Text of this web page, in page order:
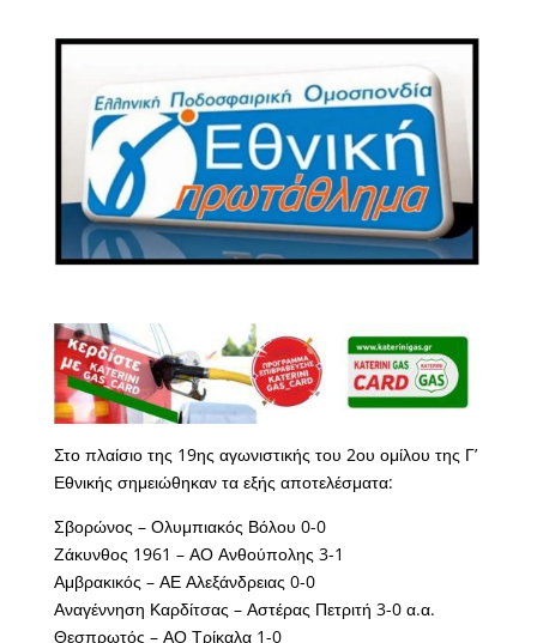
Στο πλαίσιο της 19ης αγωνιστικής του 2ου ομίλου της Γ’
Εθνικής σημειώθηκαν τα εξής αποτελέσματα:
Σβορώνος – Ολυμπιακός Βόλου 0-0
Ζάκυνθος 1961 – ΑΟ Ανθούπολης 3-1
Αμβρακικός – ΑΕ Αλεξάνδρειας 0-0
Αναγέννηση Καρδίτσας – Αστέρας Πετριτή 3-0 α.α.
Θεσπρωτός – ΑΟ Τρίκαλα 1-0